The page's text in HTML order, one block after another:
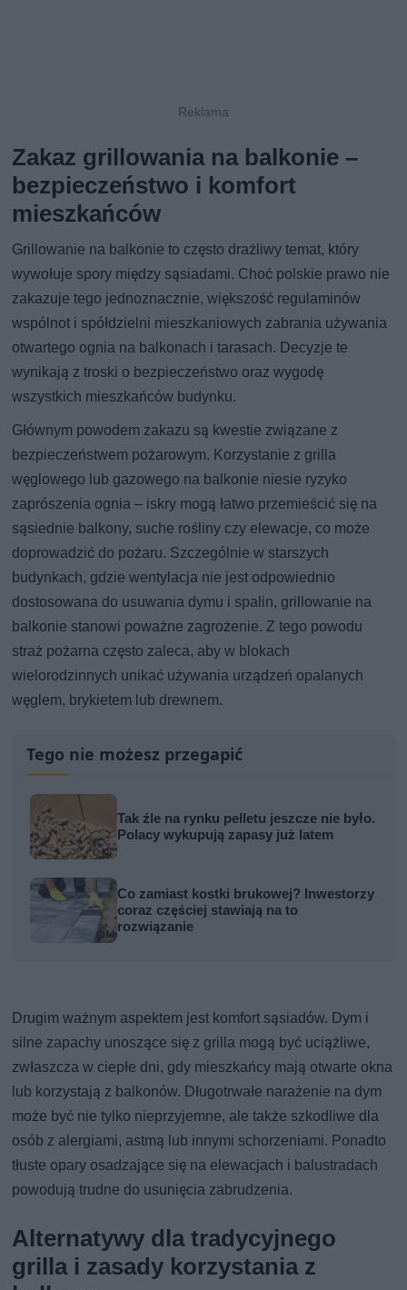
Zakaz grillowania na balkonie –
bezpieczeństwo i komfort
mieszkańców
Grillowanie na balkonie to często drażliwy temat, który
wywołuje spory między sąsiadami. Choć polskie prawo nie
zakazuje tego jednoznacznie, większość regulaminów
wspólnot i spółdzielni mieszkaniowych zabrania używania
otwartego ognia na balkonach i tarasach. Decyzje te
wynikają z troski o bezpieczeństwo oraz wygodę
wszystkich mieszkańców budynku.
Głównym powodem zakazu są kwestie związane z
bezpieczeństwem pożarowym. Korzystanie z grilla
węglowego lub gazowego na balkonie niesie ryzyko
zaprószenia ognia – iskry mogą łatwo przemieścić się na
sąsiednie balkony, suche rośliny czy elewacje, co może
doprowadzić do pożaru. Szczególnie w starszych
budynkach, gdzie wentylacja nie jest odpowiednio
dostosowana do usuwania dymu i spalin, grillowanie na
balkonie stanowi poważne zagrożenie. Z tego powodu
straż pożarna często zaleca, aby w blokach
wielorodzinnych unikać używania urządzeń opalanych
węglem, brykietem lub drewnem.
Tego nie możesz przegapić
Tak źle na rynku pelletu jeszcze nie było.
Polacy wykupują zapasy już latem
Co zamiast kostki brukowej? Inwestorzy
coraz częściej stawiają na to
rozwiązanie
Drugim ważnym aspektem jest komfort sąsiadów. Dym i
silne zapachy unoszące się z grilla mogą być uciążliwe,
zwłaszcza w ciepłe dni, gdy mieszkańcy mają otwarte okna
lub korzystają z balkonów. Długotrwałe narażenie na dym
może być nie tylko nieprzyjemne, ale także szkodliwe dla
osób z alergiami, astmą lub innymi schorzeniami. Ponadto
tłuste opary osadzające się na elewacjach i balustradach
powodują trudne do usunięcia zabrudzenia.
Alternatywy dla tradycyjnego
grilla i zasady korzystania z